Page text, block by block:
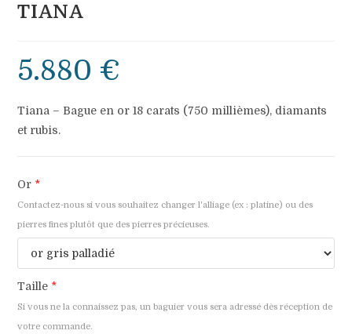
TIANA
5.880 €
Tiana – Bague en or 18 carats (750 millièmes), diamants
et rubis.
Or *
Contactez-nous si vous souhaitez changer l'alliage (ex : platine) ou des
pierres fines plutôt que des pierres précieuses.
Taille *
Si vous ne la connaissez pas, un baguier vous sera adressé dès réception de
votre commande.